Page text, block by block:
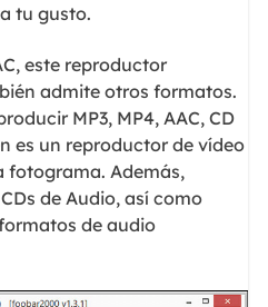
tu gusto.
este reproductor
admite otros formatos.
MP3, MP4, AAC, CD
es un reproductor de vídeo
Además,
de Audio, así como
de audio